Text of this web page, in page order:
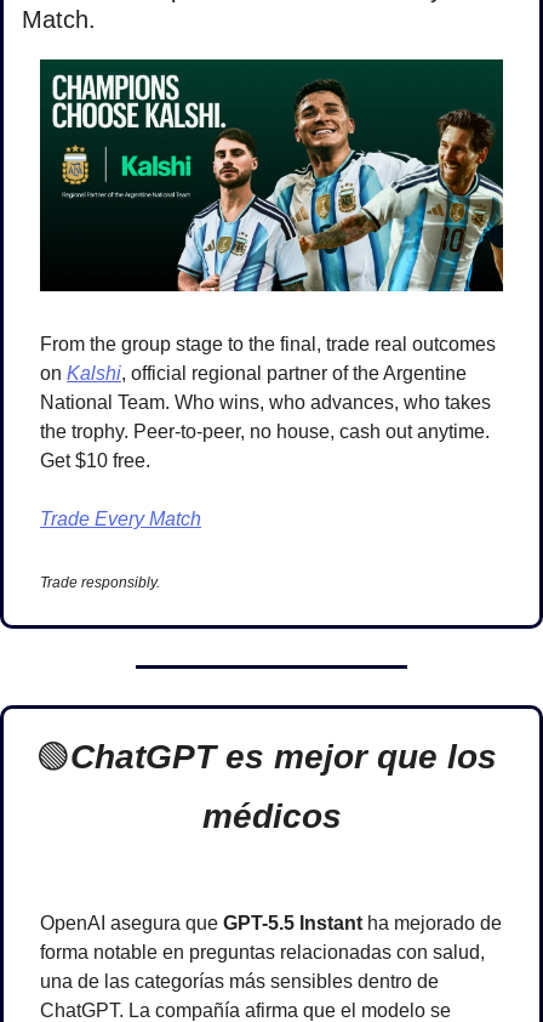
Match.
From the group stage to the final, trade real outcomes
on Kalshi, official regional partner of the Argentine
National Team. Who wins, who advances, who takes
the trophy. Peer-to-peer, no house, cash out anytime.
Get $10 free.
Trade Every Match
Trade responsibly.
🟢ChatGPT es mejor que los
médicos
OpenAI asegura que GPT-5.5 Instant ha mejorado de
forma notable en preguntas relacionadas con salud,
una de las categorías más sensibles dentro de
ChatGPT. La compañía afirma que el modelo se